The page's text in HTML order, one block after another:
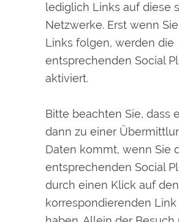
lediglich Links auf diese
Netzwerke. Erst wenn
Links folgen, werden die
entsprechenden Social
aktiviert.
Bitte beachten Sie, dass
dann zu einer
Daten kommt, wenn Sie
entsprechenden Social
durch einen Klick auf den
korrespondierenden